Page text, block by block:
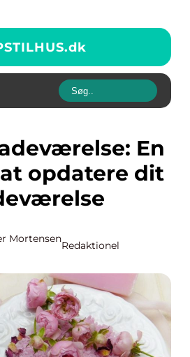
dk
opdatere dit
Mortensen
Redaktionel